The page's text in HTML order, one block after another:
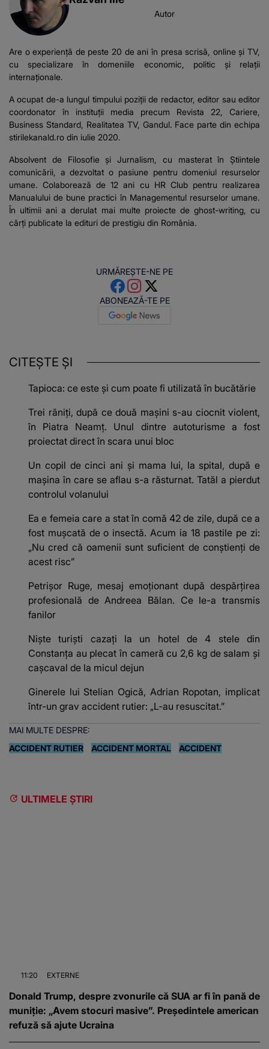
Autor
Are o experiență de peste 20 de ani în presa scrisă, online și TV,
cu specializare în domeniile economic, politic și relații
internaționale.
A ocupat de-a lungul timpului poziții de redactor, editor sau editor
coordonator în instituții media precum Revista 22, Cariere,
Business Standard, Realitatea TV, Gandul. Face parte din echipa
stirilekanald.ro din iulie 2020.
Absolvent de Filosofie și Jurnalism, cu masterat în Știintele
comunicării, a dezvoltat o pasiune pentru domeniul resurselor
umane. Colaborează de 12 ani cu HR Club pentru realizarea
Manualului de bune practici în Managementul resurselor umane.
În ultimii ani a derulat mai multe proiecte de ghost-writing, cu
cărți publicate la edituri de prestigiu din România.
URMĂREȘTE-NE PE
ABONEAZĂ-TE PE
CITEȘTE ȘI
Tapioca: ce este și cum poate fi utilizată în bucătărie
Trei răniți, după ce două mașini s-au ciocnit violent,
în Piatra Neamț. Unul dintre autoturisme a fost
proiectat direct în scara unui bloc
Un copil de cinci ani și mama lui, la spital, după e
mașina în care se aflau s-a răsturnat. Tatăl a pierdut
controlul volanului
Ea e femeia care a stat în comă 42 de zile, după ce a
fost mușcată de o insectă. Acum ia 18 pastile pe zi:
„Nu cred că oamenii sunt suficient de conștienți de
acest risc”
Petrișor Ruge, mesaj emoționant după despărțirea
profesională de Andreea Bălan. Ce le-a transmis
fanilor
Niște turiști cazați la un hotel de 4 stele din
Constanța au plecat în cameră cu 2,6 kg de salam și
cașcaval de la micul dejun
Ginerele lui Stelian Ogică, Adrian Ropotan, implicat
într-un grav accident rutier: „L-au resuscitat.”
MAI MULTE DESPRE:
ACCIDENT RUTIER
ACCIDENT MORTAL ACCIDENT
ULTIMELE ȘTIRI
11:20 EXTERNE
Donald Trump, despre zvonurile că SUA ar fi în pană de
muniție: „Avem stocuri masive”. Președintele american
refuză să ajute Ucraina